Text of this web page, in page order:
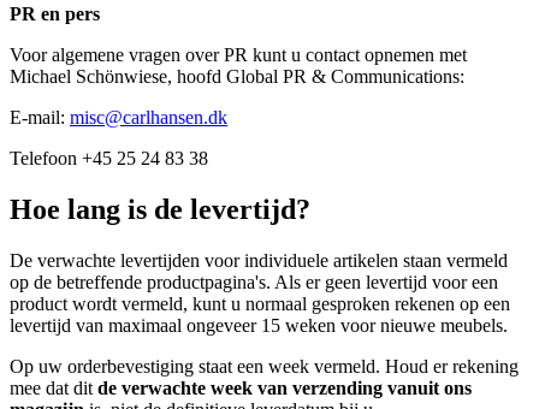
PR en pers
Voor algemene vragen over PR kunt u contact opnemen met
Michael Schönwiese, hoofd Global PR & Communications:
E-mail: misc@carlhansen.dk
Telefoon +45 25 24 83 38
Hoe lang is de levertijd?
De verwachte levertijden voor individuele artikelen staan vermeld
op de betreffende productpagina's. Als er geen levertijd voor een
product wordt vermeld, kunt u normaal gesproken rekenen op een
levertijd van maximaal ongeveer 15 weken voor nieuwe meubels.
Op uw orderbevestiging staat een week vermeld. Houd er rekening
mee dat dit de verwachte week van verzending vanuit ons